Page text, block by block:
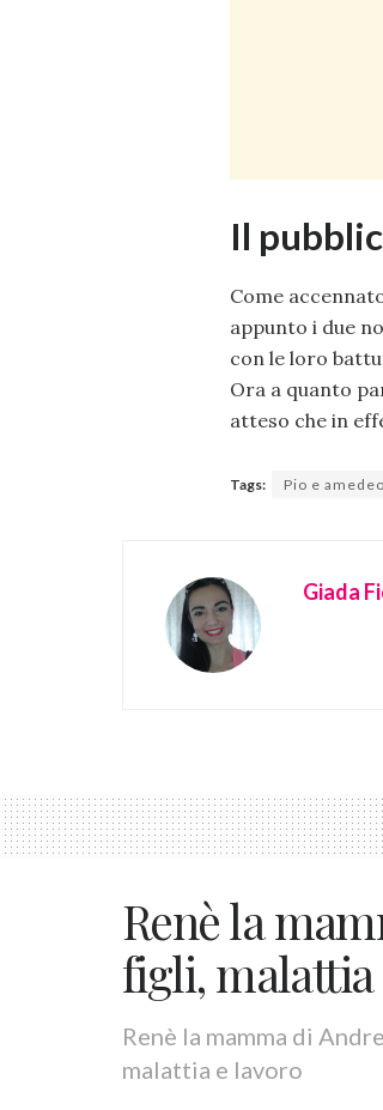
Il
Come
appunto i due
con le loro
Ora a quanto
atteso che in
Tags: Pio e amedeo
Giada
Renè la
figli,
Renè la mamma di
malattia e lavoro